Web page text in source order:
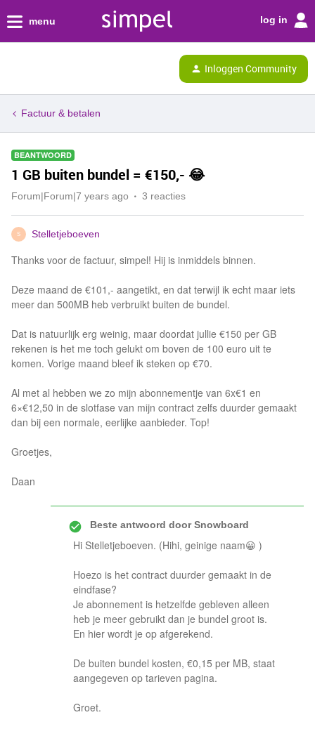
menu log in
Inloggen Community
Factuur & betalen
BEANTWOORD
1 GB buiten bundel = €150,- 😂
Forum|Forum|7 years ago 3 reacties
S Stelletjeboeven
Thanks voor de factuur, simpel! Hij is inmiddels binnen.
Deze maand de €101,- aangetikt, en dat terwijl ik echt maar iets
meer dan 500MB heb verbruikt buiten de bundel.
Dat is natuurlijk erg weinig, maar doordat jullie €150 per GB
rekenen is het me toch gelukt om boven de 100 euro uit te
komen. Vorige maand bleef ik steken op €70.
Al met al hebben we zo mijn abonnementje van 6x€1 en
6×€12,50 in de slotfase van mijn contract zelfs duurder gemaakt
dan bij een normale, eerlijke aanbieder. Top!
Groetjes,
Daan
Beste antwoord doorSnowboard
Hi Stelletjeboeven. (Hihi, geinige naam😀 )
Hoezo is het contract duurder gemaakt in de
eindfase?
Je abonnement is hetzelfde gebleven alleen
heb je meer gebruikt dan je bundel groot is.
En hier wordt je op afgerekend.
De buiten bundel kosten, €0,15 per MB, staat
aangegeven op tarieven pagina.
Groet.